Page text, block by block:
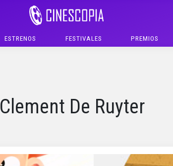
ESTRENOS FESTIVALES PREMIOS
Clement De Ruyter